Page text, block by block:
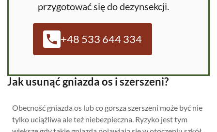
przygotować się do dezynsekcji.
+48 533 644 334
Jak usunąć gniazda os i szerszeni?
Obecność gniazda os lub co gorsza szerszeni może być nie
tylko uciążliwa ale też niebezpieczna. Ryzyko jest tym